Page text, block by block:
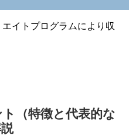
イトプログラムにより収
（特徴と代表的な